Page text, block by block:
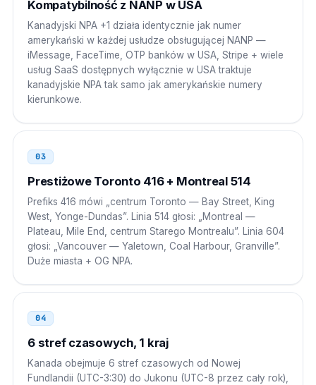
009 1 NPA NXX XXXX
Republika Południowej Afryki 00
00 1 NPA NXX XXXX
Zjednoczone Emiraty Arabskie 00
00 1 NPA NXX XXXX
Korea Południowa 001
001 1 NPA NXX XXXX
Singapur
001 1 NPA NXX XXXX
Kompatybilność z NANP w USA
Kanadyjski NPA +1 działa identycznie jak numer
amerykański w każdej usłudze obsługującej NANP —
iMessage, FaceTime, OTP banków w USA, Stripe + wiele
usług SaaS dostępnych wyłącznie w USA traktuje
kanadyjskie NPA tak samo jak amerykańskie numery
kierunkowe.
03
Prestiżowe Toronto 416 + Montreal 514
Prefiks 416 mówi „centrum Toronto — Bay Street, King
West, Yonge-Dundas”. Linia 514 głosi: „Montreal —
Plateau, Mile End, centrum Starego Montrealu”. Linia 604
głosi: „Vancouver — Yaletown, Coal Harbour, Granville”.
Duże miasta + OG NPA.
04
6 stref czasowych, 1 kraj
Kanada obejmuje 6 stref czasowych od Nowej
Fundlandii (UTC-3:30) do Jukonu (UTC-8 przez cały rok),